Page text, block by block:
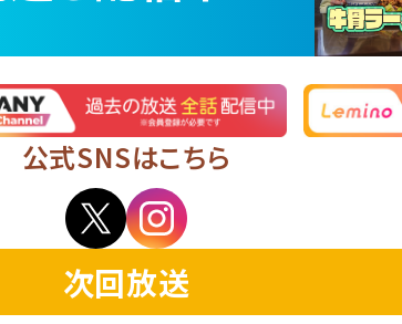
公式SNSはこちら
次回放送